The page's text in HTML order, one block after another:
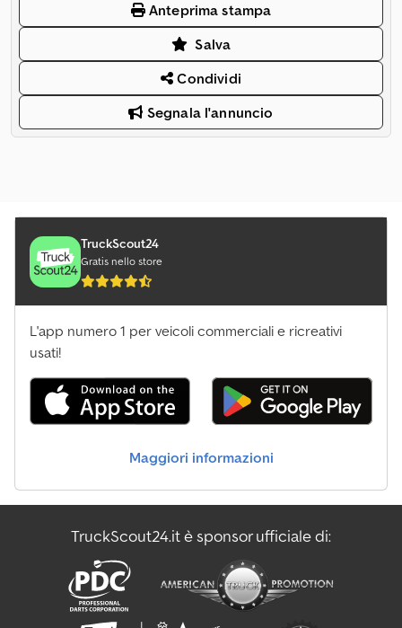
Anteprima stampa
Salva
Condividi
Segnala l'annuncio
TruckScout24
Gratis nello store
L'app numero 1 per veicoli commerciali e ricreativi
usati!
Maggiori informazioni
TruckScout24.it è sponsor ufficiale di: